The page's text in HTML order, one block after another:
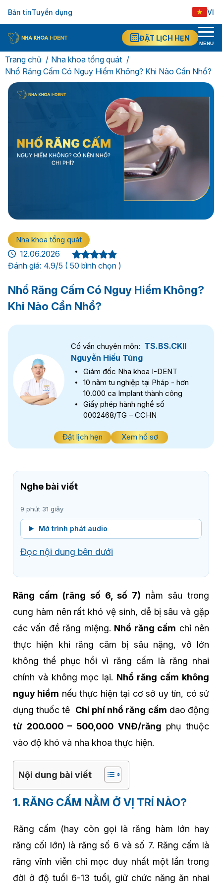
Bản tinTuyển dụng VI
ĐẶT LỊCH HẸN
MENU
Trang chủ
Nha khoa tổng quát
Nhổ Răng Cấm Có Nguy Hiểm Không? Khi Nào Cần Nhổ?
Nha khoa tổng quát
12.06.2026
Đánh giá: 4.9/5 ( 50 bình chọn )
Nhổ Răng Cấm Có Nguy Hiểm Không?
Khi Nào Cần Nhổ?
Cố vấn chuyên môn: TS.BS.CKII
Nguyễn Hiếu Tùng
Giám đốc Nha khoa I-DENT
10 năm tu nghiệp tại Pháp - hơn
10.000 ca Implant thành công
Giấy phép hành nghề số
0002468/TG – CCHN
Đặt lịch hẹn Xem hồ sơ
Nghe bài viết
9 phút 31 giây
Mở trình phát audio
Đọc nội dung bên dưới
Răng cấm (răng số 6, số 7) nằm sâu trong
cung hàm nên rất khó vệ sinh, dễ bị sâu và gặp
các vấn đề răng miệng. Nhổ răng cấm chỉ nên
thực hiện khi răng câm bị sâu nặng, vỡ lớn
không thể phục hồi vì răng cấm là răng nhai
chính và không mọc lại. Nhổ răng cấm không
nguy hiểm nếu thực hiện tại cơ sở uy tín, có sử
dụng thuốc tê Chi phí nhổ răng cấm dao động
từ 200.000 – 500,000 VNĐ/răng phụ thuộc
vào độ khó và nha khoa thực hiện.
Nội dung bài viết
1. RĂNG CẤM NẰM Ở VỊ TRÍ NÀO?
Răng cấm (hay còn gọi là răng hàm lớn hay
răng cối lớn) là răng số 6 và số 7. Răng cấm là
răng vĩnh viễn chỉ mọc duy nhất một lần trong
đời ở độ tuổi 6-13 tuổi, giữ chức năng ăn nhai